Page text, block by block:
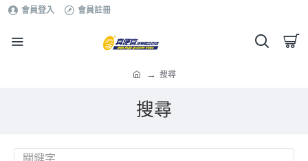
會員登入 會員註冊
搜尋
搜尋